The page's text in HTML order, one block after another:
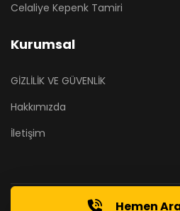
Celaliye Kepenk Tamiri
Kurumsal
GİZLİLİK VE GÜVENLİK
Hakkımızda
İletişim
Hemen